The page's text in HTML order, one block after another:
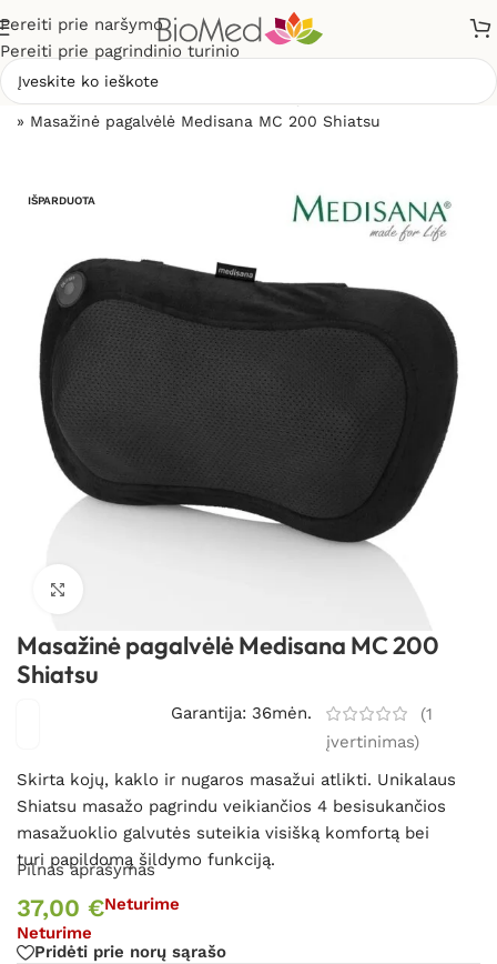
Pereiti prie naršymo
Pereiti prie pagrindinio turinio
» Masažinė pagalvėlė Medisana MC 200 Shiatsu
IŠPARDUOTA
Masažinė pagalvėlė Medisana MC 200
Shiatsu
Garantija: 36mėn. (1
įvertinimas)
Skirta kojų, kaklo ir nugaros masažui atlikti. Unikalaus
Shiatsu masažo pagrindu veikiančios 4 besisukančios
masažuoklio galvutės suteikia visišką komfortą bei
turi papildomą šildymo funkciją.
Pilnas aprašymas
37,00 €Neturime
Neturime
Pridėti prie norų sąrašo